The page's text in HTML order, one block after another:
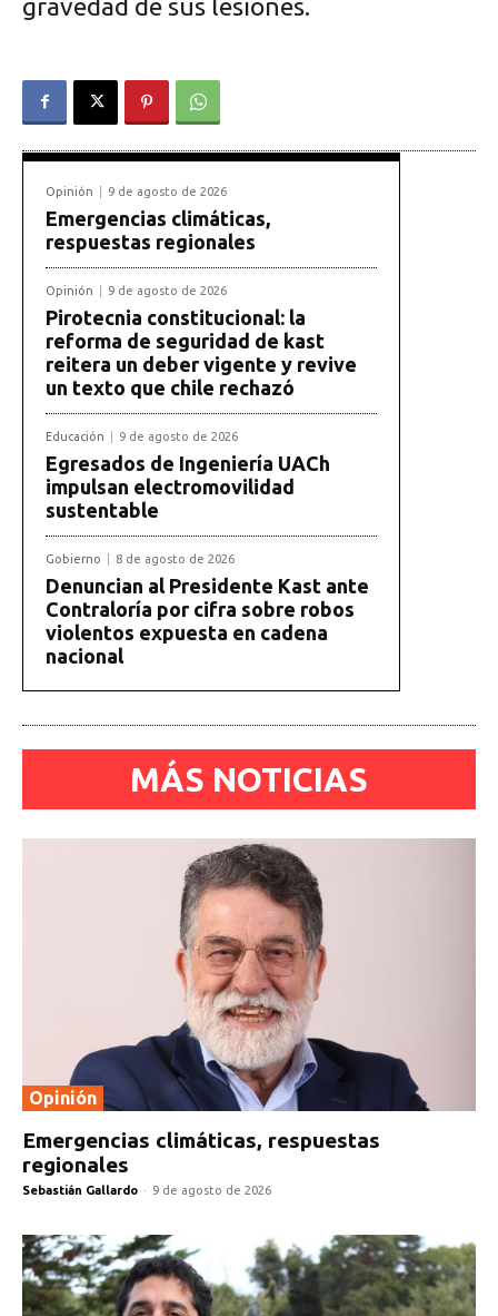
gravedad de sus lesiones.
Opinión 9 de agosto de 2026
Emergencias climáticas,
respuestas regionales
Opinión 9 de agosto de 2026
Pirotecnia constitucional: la
reforma de seguridad de kast
reitera un deber vigente y revive
un texto que chile rechazó
Educación 9 de agosto de 2026
Egresados de Ingeniería UACh
impulsan electromovilidad
sustentable
Gobierno 8 de agosto de 2026
Denuncian al Presidente Kast ante
Contraloría por cifra sobre robos
violentos expuesta en cadena
nacional
MÁS NOTICIAS
Opinión
Emergencias climáticas, respuestas
regionales
Sebastián Gallardo - 9 de agosto de 2026